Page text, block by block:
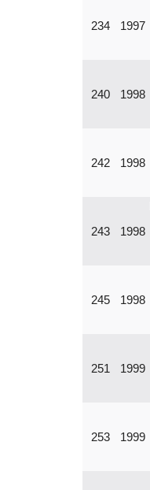
234 1997
240 1998
242 1998
243 1998
245 1998
251 1999
253 1999